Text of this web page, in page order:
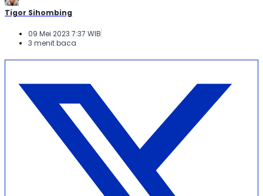
Tigor Sihombing
09 Mei 2023 7:37 WIB
3 menit baca